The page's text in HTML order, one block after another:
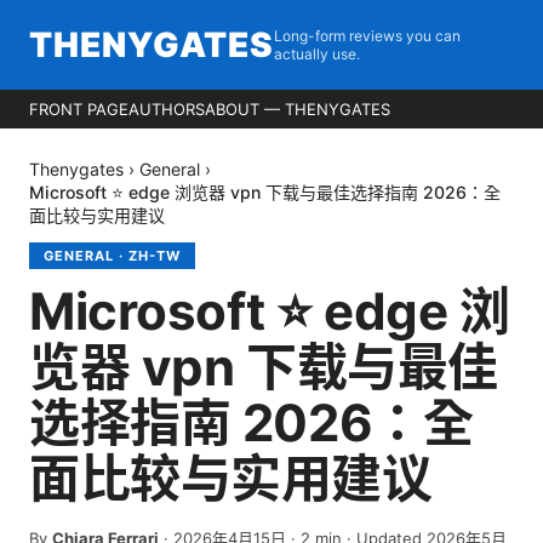
THENYGATES Long-form reviews you can
actually use.
FRONT PAGEAUTHORSABOUT — THENYGATES
Thenygates › General ›
Microsoft ⭐ edge 浏览器 vpn 下载与最佳选择指南 2026：全
面比较与实用建议
GENERAL · ZH-TW
Microsoft ⭐ edge 浏
览器 vpn 下载与最佳
选择指南 2026：全
面比较与实用建议
By Chiara Ferrari · 2026年4月15日 · 2 min · Updated 2026年5月